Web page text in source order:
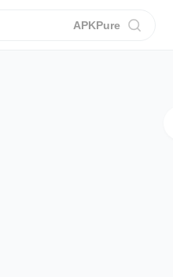
APKPure